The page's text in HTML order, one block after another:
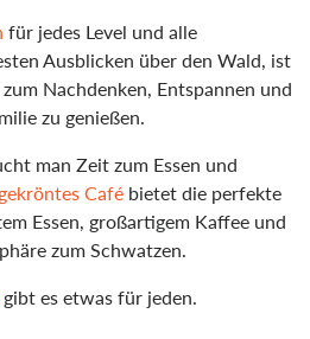
für jedes Level und alle
Ausblicken über den Wald, ist
Nachdenken, Entspannen und
zu genießen.
man Zeit zum Essen und
Cafébietet die perfekte
Essen, großartigem Kaffee und
zum Schwatzen.
es etwas für jeden.